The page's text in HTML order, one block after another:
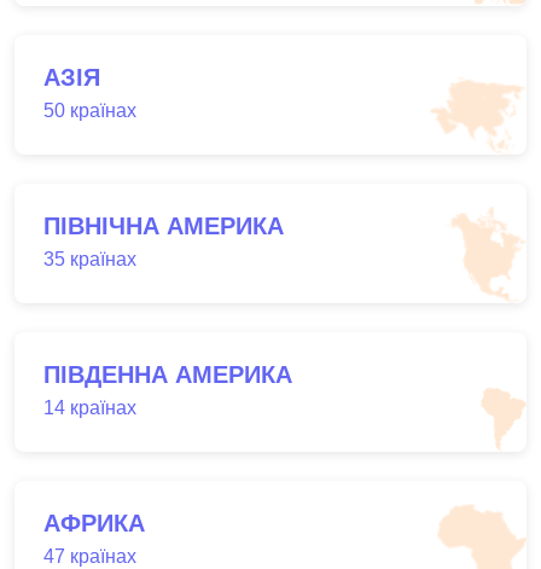
АЗІЯ
50 країнах
ПІВНІЧНА АМЕРИКА
35 країнах
ПІВДЕННА АМЕРИКА
14 країнах
АФРИКА
47 країнах